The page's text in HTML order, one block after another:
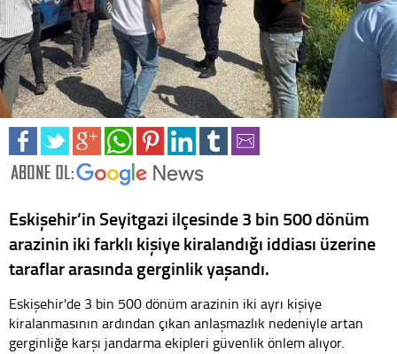
Eskişehir’in Seyitgazi ilçesinde 3 bin 500 dönüm
arazinin iki farklı kişiye kiralandığı iddiası üzerine
taraflar arasında gerginlik yaşandı.
Eskişehir'de 3 bin 500 dönüm arazinin iki ayrı kişiye
kiralanmasının ardından çıkan anlaşmazlık nedeniyle artan
gerginliğe karşı jandarma ekipleri güvenlik önlem alıyor.